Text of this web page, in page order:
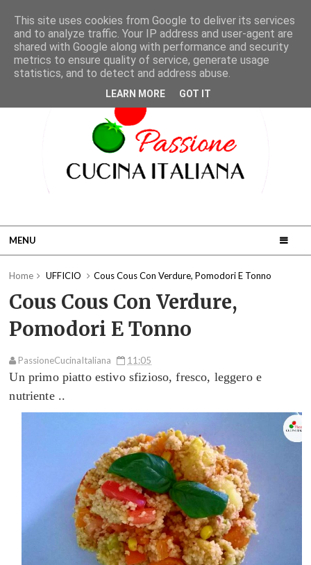
MENU
Home UFFICIO Cous Cous Con Verdure, Pomodori E Tonno
Cous Cous Con Verdure,
Pomodori E Tonno
PassioneCucinaItaliana 11:05
Un primo piattoestivo sfizioso, fresco, leggero e
nutriente ..
This site uses cookies from Google to deliver its services
and to analyze traffic. Your IP address and user-agent are
shared with Google along with performance and security
metrics to ensure quality of service, generate usage
statistics, and to detect and address abuse.
LEARN MORE GOT IT